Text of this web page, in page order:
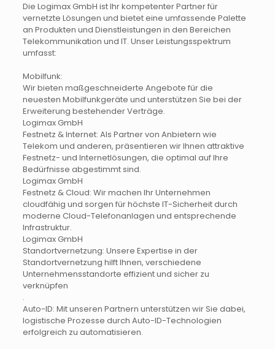
Die Logimax GmbH ist Ihr kompetenter Partner für
vernetzte Lösungen und bietet eine umfassende Palette
an Produkten und Dienstleistungen in den Bereichen
Telekommunikation und IT. Unser Leistungsspektrum
umfasst:​
Mobilfunk:
Wir bieten maßgeschneiderte Angebote für die
neuesten Mobilfunkgeräte und unterstützen Sie bei der
Erweiterung bestehender Verträge. ​
Logimax GmbH
Festnetz & Internet: Als Partner von Anbietern wie
Telekom und anderen, präsentieren wir Ihnen attraktive
Festnetz- und Internetlösungen, die optimal auf Ihre
Bedürfnisse abgestimmt sind.
​Logimax GmbH
Festnetz & Cloud: Wir machen Ihr Unternehmen
cloudfähig und sorgen für höchste IT-Sicherheit durch
moderne Cloud-Telefonanlagen und entsprechende
Infrastruktur.
​Logimax GmbH
Standortvernetzung: Unsere Expertise in der
Standortvernetzung hilft Ihnen, verschiedene
Unternehmensstandorte effizient und sicher zu
verknüpfen
. ​
Auto-ID: Mit unseren Partnern unterstützen wir Sie dabei,
logistische Prozesse durch Auto-ID-Technologien
erfolgreich zu automatisieren.